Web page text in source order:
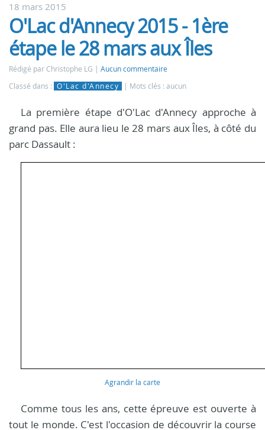
18 mars 2015
O'Lac d'Annecy 2015 - 1ère
étape le 28 mars aux Îles
Rédigé par Christophe LG
Aucun commentaire
Classé dans : O'Lac d'Annecy Mots clés : aucun
La première étape d'O'Lac d'Annecy approche à
grand pas. Elle aura lieu le 28 mars aux Îles, à côté du
parc Dassault :
Agrandir la carte
Comme tous les ans, cette épreuve est ouverte à
tout le monde. C'est l'occasion de découvrir la course